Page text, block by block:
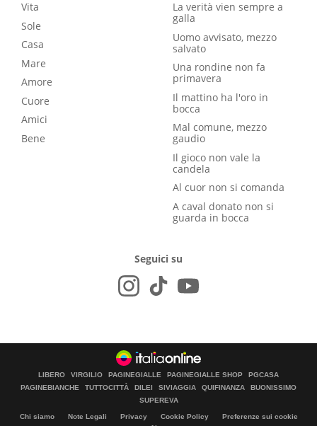
Vita
Sole
Casa
Mare
Amore
Cuore
Amici
Bene
La verità vien sempre a
galla
Uomo avvisato, mezzo
salvato
Una rondine non fa
primavera
Il mattino ha l'oro in
bocca
Mal comune, mezzo
gaudio
Il gioco non vale la
candela
Al cuor non si comanda
A caval donato non si
guarda in bocca
Seguici su
LIBERO VIRGILIO PAGINEGIALLE PAGINEGIALLE SHOP
PGCASA
PAGINEBIANCHE
TUTTOCITTÀ DILEI SIVIAGGIA QUIFINANZA
BUONISSIMO
SUPEREVA
Chi siamo Note Legali Privacy Cookie Policy
Preferenze sui cookie